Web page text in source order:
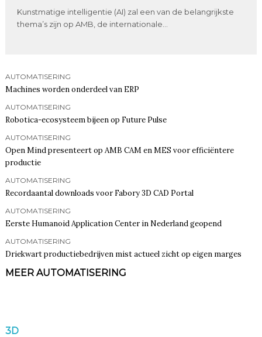
Kunstmatige intelligentie (AI) zal een van de belangrijkste
thema’s zijn op AMB, de internationale...
AUTOMATISERING
Machines worden onderdeel van ERP
AUTOMATISERING
Robotica-ecosysteem bijeen op Future Pulse
AUTOMATISERING
Open Mind presenteert op AMB CAM en MES voor efficiëntere
productie
AUTOMATISERING
Recordaantal downloads voor Fabory 3D CAD Portal
AUTOMATISERING
Eerste Humanoid Application Center in Nederland geopend
AUTOMATISERING
Driekwart productiebedrijven mist actueel zicht op eigen marges
MEER AUTOMATISERING
3D